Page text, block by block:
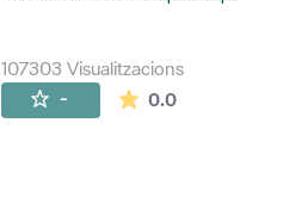
107303 Visualitzacions
- 0.0La mitjana de